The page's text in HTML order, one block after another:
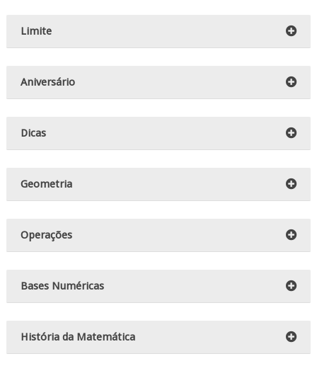
Limite
Aniversário
Dicas
Geometria
Operações
Bases Numéricas
História da Matemática